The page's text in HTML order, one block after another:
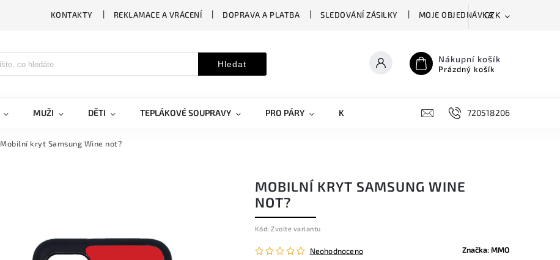
KONTAKTY REKLAMACE A VRÁCENÍ DOPRAVA A PLATBA SLEDOVÁNÍ ZÁSILKY MOJE OBJEDNÁVKACZK
Hledat Nákupní košík
Prázdný košík
MUŽI DĚTI TEPLÁKOVÉ SOUPRAVY PRO PÁRY KRYTY NA MOBILY DOPLŇKY720518206
Mobilní kryt Samsung Wine not?
MOBILNÍ KRYT SAMSUNG WINE
NOT?
Kód: Zvolte variantu
Neohodnoceno Značka:MMO